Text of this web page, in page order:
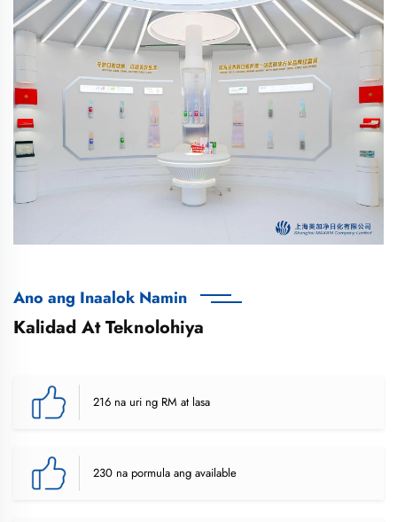
Ano ang Inaalok Namin
Kalidad At Teknolohiya
216 na uri ng RM at lasa
230 na pormula ang available